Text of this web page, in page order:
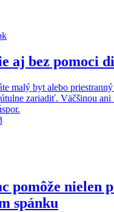
aj bez pomoci
malý byt alebo
zariadiť. Väčšinou ani
pomôže nielen
spánku